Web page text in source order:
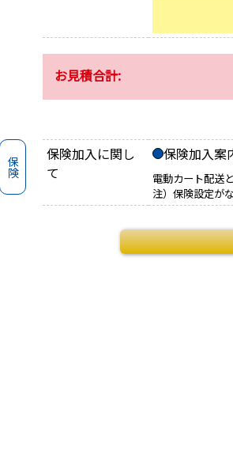
お見積合計:
保険
保険加入に関し
て
保険加入案
電動カート配送
注）保険設定が